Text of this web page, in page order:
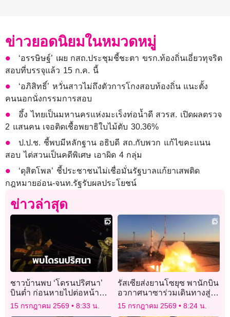
ข่าวยอดนิยมในหมวดหมู่
‘อรรษิษฐ์’ เผย กสถ.ประชุมชี้ชะตา ขรก.ท้องถิ่นเอี่ยวทุจริต
สอบที่บรรจุแล้ว 15 ก.ค. นี้
‘อภิสิทธิ์’ หวั่นสาวไม่ถึงตัวการโกงสอบท้องถิ่น แนะตั้ง
คนนอกนั่งกรรมการสอบ
อึ้ง ไทยเป็นมหานครแห่งมะเร็งท่อน้ำดี สวรส. เปิดผลตรวจ
2 แสนคน เจอติดเชื้อพยาธิใบไม้ตับ 30.36%
ป.ป.ช. ชี้พบมีหลักฐาน อธิบดี สถ.กับพวก แก้ไขคะแนน
สอบ ไต่สวนเป็นคดีพิเศษ เอาผิด 4 กลุ่ม
‘ดุสิตโพล’ ชี้ประชาชนไม่เชื่อมั่นรัฐบาลแก้ยาเสพติด
กฎหมายอ่อน-จนท.รัฐรับผลประโยชน์
ข่าวล่าสุด
ชาวบ้านพบ ‘โดรนปริศนา’
บินต่ำ ก่อนหายไปต่อหน้า
ต่อตา ทิศใต้ตรงข้ามตลาด
ชายแดนช่องจอม
15 กรกฎาคม 2569 8:33 น.
รัสเซียส่งยานโซยุซ พานักบิน
อวกาศนาซาร่วมเดินทางสู่ไอ
เอสเอส
15 กรกฎาคม 2569 8:24 น.